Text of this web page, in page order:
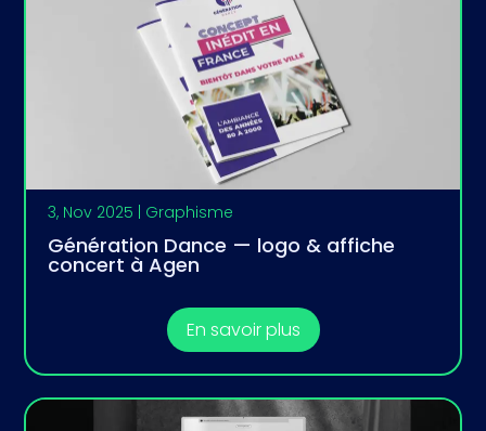
3, Nov 2025 Graphisme
Génération Dance — logo & affiche
concert à Agen
En savoir plus